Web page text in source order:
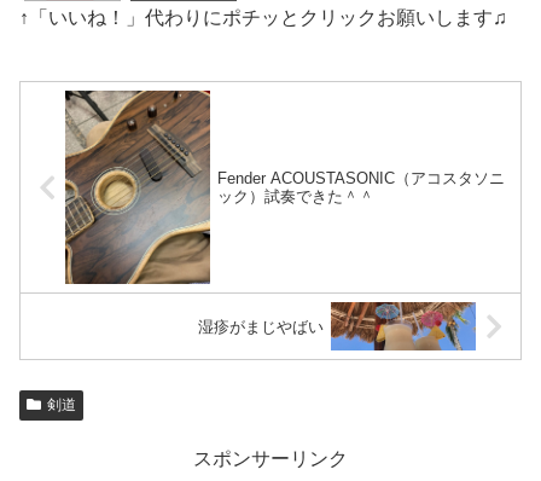
↑「いいね！」代わりにポチッとクリックお願いします♫
Fender ACOUSTASONIC（アコスタソニ
ック）試奏できた＾＾
湿疹がまじやばい
剣道
スポンサーリンク